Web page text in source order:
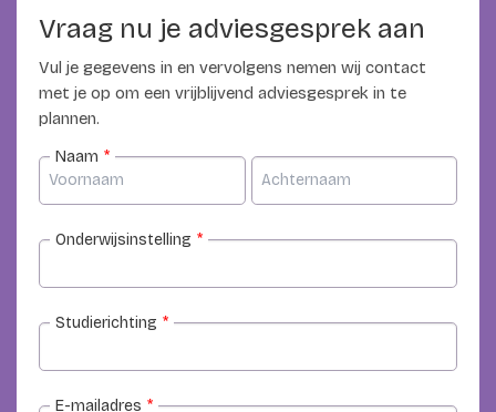
Vraag nu je adviesgesprek aan
Vul je gegevens in en vervolgens nemen wij contact
met je op om een vrijblijvend adviesgesprek in te
plannen.
Naam *
Onderwijsinstelling *
Studierichting *
E-mailadres *